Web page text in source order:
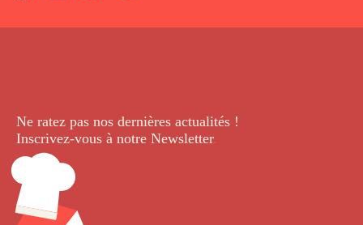
Ne ratez pas nos dernières actualités !
Inscrivez-vous à notre Newsletter.